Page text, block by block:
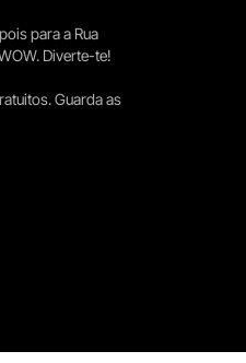
para a Rua
Diverte-te!
Guarda as